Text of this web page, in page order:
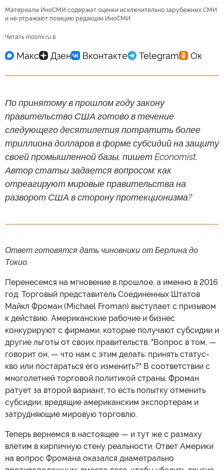
Материалы ИноСМИ содержат оценки исключительно зарубежных СМИ
и не отражают позицию редакции ИноСМИ
Читать inosmi.ru в
По принятому в прошлом году закону
правительство США готово в течение
следующего десятилетия потратить более
триллиона долларов в форме субсидий на защиту
своей промышленной базы, пишет Economist.
Автор статьи задается вопросом: как
отреагируют мировые правительства на
разворот США в сторону протекционизма?
Ответ готовятся дать чиновники от Берлина до
Токио.
Перенесемся на мгновение в прошлое, а именно в 2016
год. Торговый представитель Соединенных Штатов
Майкл Фроман (Michael Froman) выступает с призывом
к действию. Американские рабочие и бизнес
конкурируют с фирмами, которые получают субсидии и
другие льготы от своих правительств. "Вопрос в том, —
говорит он, — что нам с этим делать: принять статус-
кво или постараться его изменить?" В соответствии с
многолетней торговой политикой страны, Фроман
ратует за второй вариант, то есть попытку отменить
субсидии, вредящие американским экспортерам и
затрудняющие мировую торговлю.
Теперь вернемся в настоящее — и тут же с размаху
влетим в кирпичную стену реальности. Ответ Америки
на вопрос Фромана оказался диаметрально